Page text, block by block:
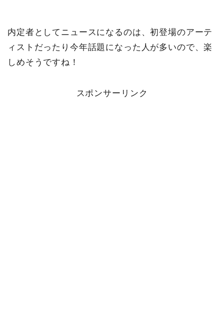
内定者としてニュースになるのは、初登場のアーテ
ィストだったり今年話題になった人が多いので、楽
しめそうですね！
スポンサーリンク